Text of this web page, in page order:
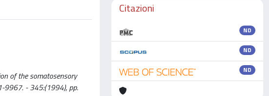
of the somatosensory
9967. - 345:(1994), pp.
Citazioni
ND
ND
ND